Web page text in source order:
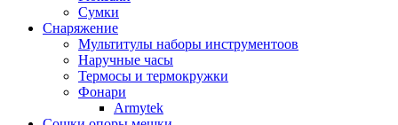
Сумки
Снаряжение
Мультитулы наборы инструментоов
Наручные часы
Термосы и термокружки
Фонари
Armytek